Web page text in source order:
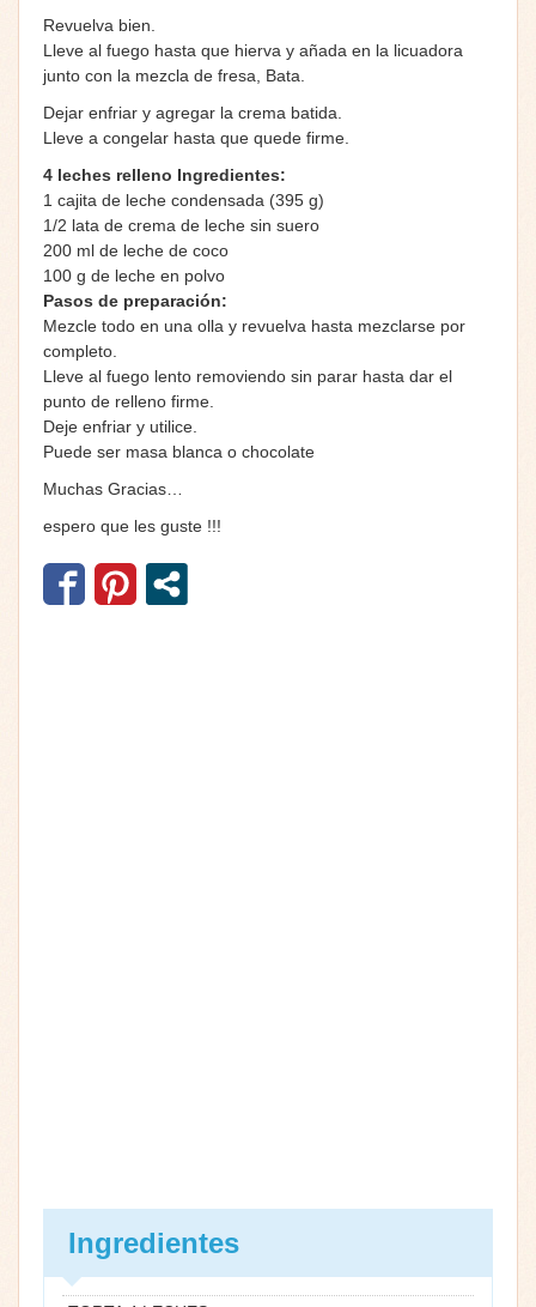
Revuelva bien.
Lleve al fuego hasta que hierva y añada en la licuadora
junto con la mezcla de fresa, Bata.
Dejar enfriar y agregar la crema batida.
Lleve a congelar hasta que quede firme.
4 leches relleno Ingredientes:
1 cajita de leche condensada (395 g)
1/2 lata de crema de leche sin suero
200 ml de leche de coco
100 g de leche en polvo
Pasos de preparación:
Mezcle todo en una olla y revuelva hasta mezclarse por
completo.
Lleve al fuego lento removiendo sin parar hasta dar el
punto de relleno firme.
Deje enfriar y utilice.
Puede ser masa blanca o chocolate
Muchas Gracias…
espero que les guste !!!
Ingredientes